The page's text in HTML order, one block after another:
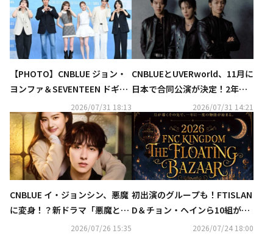
【PHOTO】CNBLUE ジョン・
ヨンファ＆SEVENTEEN ドギョ
ム＆チェ・イェナら、新恋愛リ
アリティ「私の残された恋愛」
制作発表会に出席
2026/07/31 18:13
CNBLUEとUVERworld、11月に
日本で合同公演が決定！2年ぶ
りの開催に高まる期待2026/07/31 14:21
CNBLUE イ・ジョンシン、悪魔
に変身！？新ドラマ「悪魔と契
約結婚」でイ・ヒョインと共演
2026/07/26 15:35
初出演のグループも！FTISLAN
D＆チョン・ヘインら10組が集
結「FNC KINGDOM」日本で12
2026/07/24 18:00